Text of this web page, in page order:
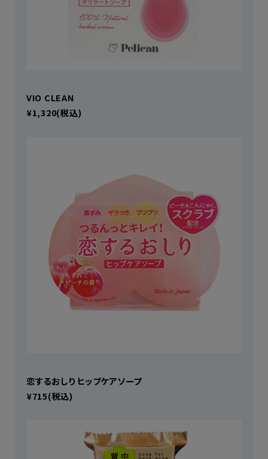
VIO CLEAN
¥1,320(税込)
恋するおしり ヒップケアソープ
¥715(税込)